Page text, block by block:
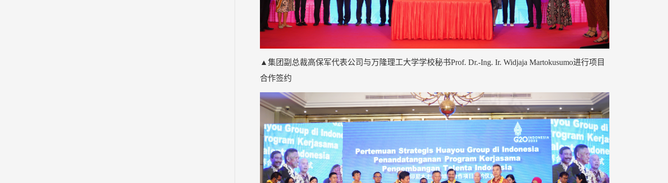
▲集团副总裁高保军代表公司与万隆理工大学学校秘书Prof. Dr.-Ing. Ir. Widjaja Martokusumo进行项目
合作签约